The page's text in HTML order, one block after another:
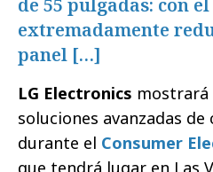
de 55 pulgadas: con
extremadamente
panel […]
LG Electronics mostrará
soluciones avanzadas
durante el Consumer
que tendrá lugar en Las